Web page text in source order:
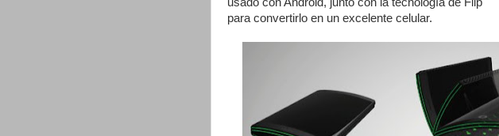
usado con Android, junto con la tecnología de Flip
para convertirlo en un excelente celular.